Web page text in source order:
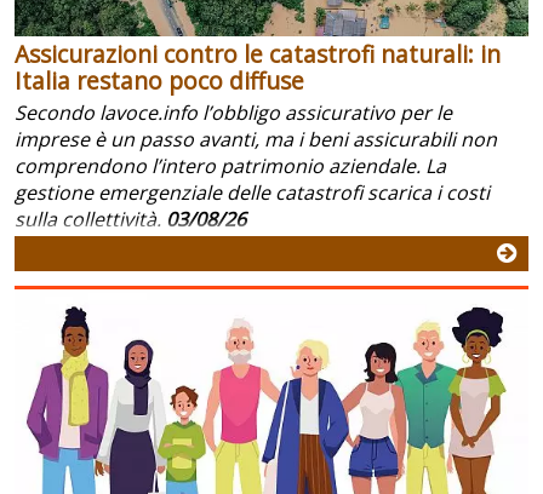
Assicurazioni contro le catastrofi naturali: in
Italia restano poco diffuse
Secondo lavoce.info l’obbligo assicurativo per le
imprese è un passo avanti, ma i beni assicurabili non
comprendono l’intero patrimonio aziendale. La
gestione emergenziale delle catastrofi scarica i costi
sulla collettività. 03/08/26